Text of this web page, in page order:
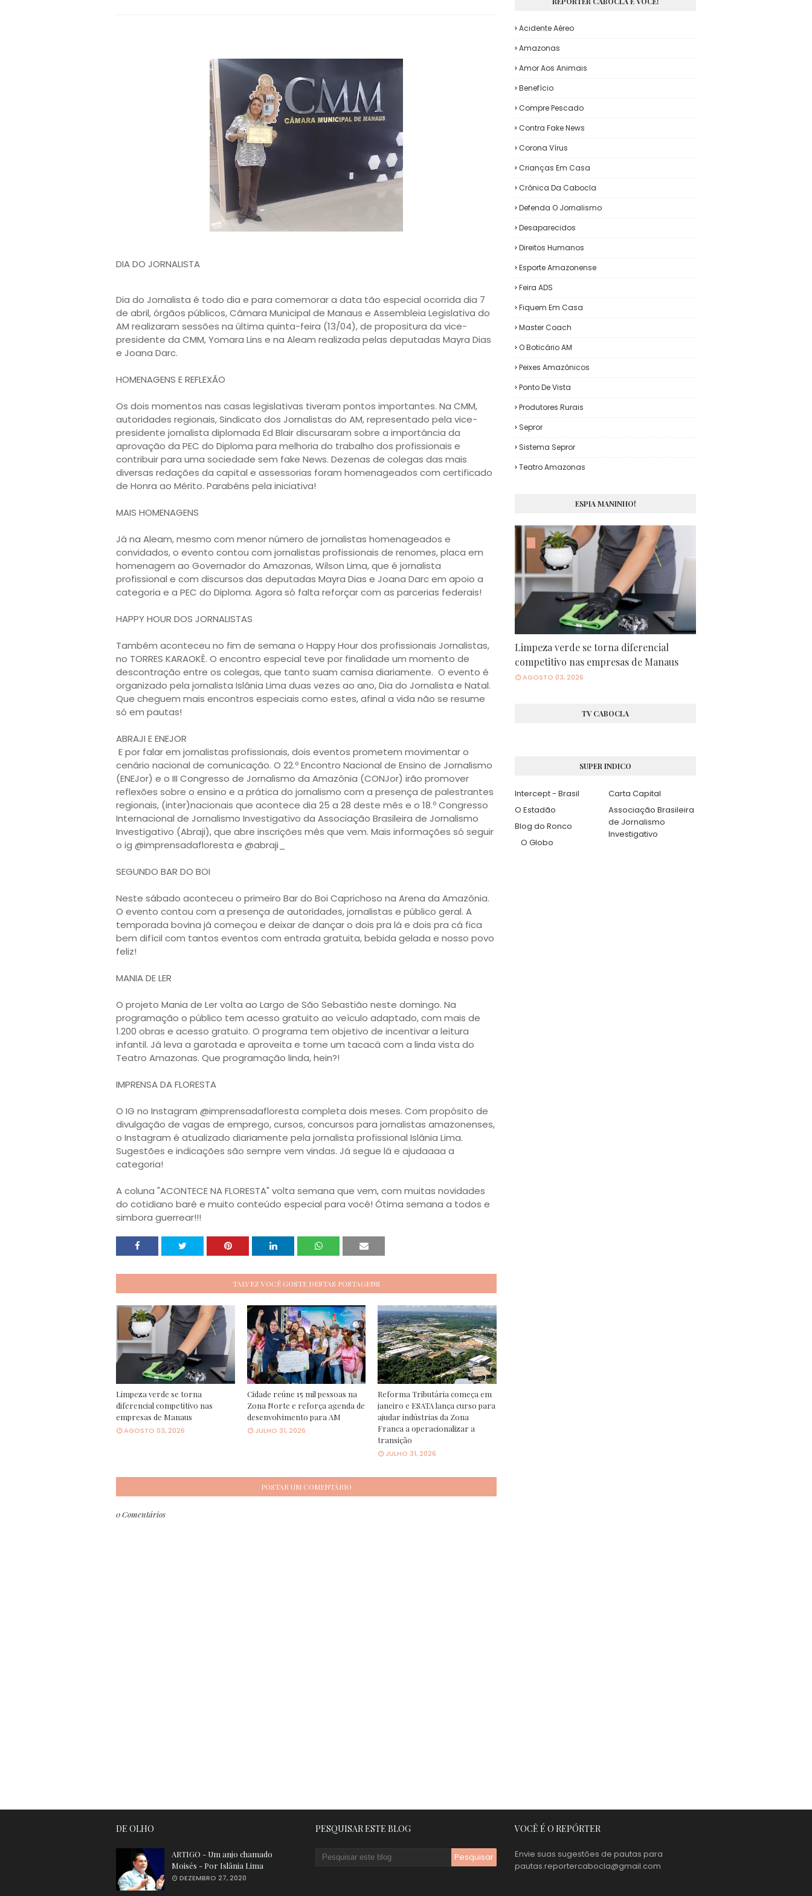
DIA DO JORNALISTA
Dia do Jornalista é todo dia e para comemorar a data tão especial ocorrida dia 7
de abril, órgãos públicos, Câmara Municipal de Manaus e Assembleia Legislativa do
AM realizaram sessões na última quinta-feira (13/04), de propositura da vice-
presidente da CMM, Yomara Lins e na Aleam realizada pelas deputadas Mayra Dias
e Joana Darc.
HOMENAGENS E REFLEXÃO
Os dois momentos nas casas legislativas tiveram pontos importantes. Na CMM,
autoridades regionais, Sindicato dos Jornalistas do AM, representado pela vice-
presidente jornalista diplomada Ed Blair discursaram sobre a importância da
aprovação da PEC do Diploma para melhoria do trabalho dos profissionais e
contribuir para uma sociedade sem fake News. Dezenas de colegas das mais
diversas redações da capital e assessorias foram homenageados com certificado
de Honra ao Mérito. Parabéns pela iniciativa!
MAIS HOMENAGENS
Já na Aleam, mesmo com menor número de jornalistas homenageados e
convidados, o evento contou com jornalistas profissionais de renomes, placa em
homenagem ao Governador do Amazonas, Wilson Lima, que é jornalista
profissional e com discursos das deputadas Mayra Dias e Joana Darc em apoio a
categoria e a PEC do Diploma. Agora só falta reforçar com as parcerias federais!
HAPPY HOUR DOS JORNALISTAS
Também aconteceu no fim de semana o Happy Hour dos profissionais Jornalistas,
no TORRES KARAOKÊ. O encontro especial teve por finalidade um momento de
descontração entre os colegas, que tanto suam camisa diariamente.  O evento é
organizado pela jornalista Islânia Lima duas vezes ao ano, Dia do Jornalista e Natal.
Que cheguem mais encontros especiais como estes, afinal a vida não se resume
só em pautas!
ABRAJI E ENEJOR
cenário nacional de comunicação. O 22.º Encontro Nacional de Ensino de Jornalismo
(ENEJor) e o III Congresso de Jornalismo da Amazônia (CONJor) irão promover
reflexões sobre o ensino e a prática do jornalismo com a presença de palestrantes
regionais, (inter)nacionais que acontece dia 25 a 28 deste mês e o 18.º Congresso
Internacional de Jornalismo Investigativo da Associação Brasileira de Jornalismo
Investigativo (Abraji), que abre inscrições mês que vem. Mais informações só seguir
o ig @imprensadafloresta e @abraji_
SEGUNDO BAR DO BOI
Neste sábado aconteceu o primeiro Bar do Boi Caprichoso na Arena da Amazônia.
O evento contou com a presença de autoridades, jornalistas e público geral. A
temporada bovina já começou e deixar de dançar o dois pra lá e dois pra cá fica
bem difícil com tantos eventos com entrada gratuita, bebida gelada e nosso povo
feliz!
MANIA DE LER
O projeto Mania de Ler volta ao Largo de São Sebastião neste domingo. Na
programação o público tem acesso gratuito ao veículo adaptado, com mais de
1.200 obras e acesso gratuito. O programa tem objetivo de incentivar a leitura
infantil. Já leva a garotada e aproveita e tome um tacacá com a linda vista do
Teatro Amazonas. Que programação linda, hein?!
IMPRENSA DA FLORESTA
O IG no Instagram @imprensadafloresta completa dois meses. Com propósito de
divulgação de vagas de emprego, cursos, concursos para jornalistas amazonenses,
o Instagram é atualizado diariamente pela jornalista profissional Islânia Lima.
Sugestões e indicações são sempre vem vindas. Já segue lá e ajudaaaa a
categoria!
A coluna "ACONTECE NA FLORESTA" volta semana que vem, com muitas novidades
do cotidiano baré e muito conteúdo especial para você! Ótima semana a todos e
simbora guerrear!!!
TALVEZ VOCÊ GOSTE DESTAS POSTAGENS
Limpeza verde se torna
diferencial competitivo nas
empresas de Manaus
AGOSTO 03, 2026
Cidade reúne 15 mil pessoas na
Zona Norte e reforça agenda de
desenvolvimento para AM
JULHO 31, 2026
Reforma Tributária começa em
janeiro e ESATA lança curso para
ajudar indústrias da Zona
Franca a operacionalizar a
transição
JULHO 31, 2026
POSTAR UM COMENTÁRIO
0 Comentários
Acidente Aéreo
Amazonas
Amor Aos Animais
Benefício
Compre Pescado
Contra Fake News
Corona Vírus
Crianças Em Casa
Crônica Da Cabocla
Defenda O Jornalismo
Desaparecidos
Direitos Humanos
Esporte Amazonense
Feira ADS
Fiquem Em Casa
Master Coach
O Boticário AM
Peixes Amazônicos
Ponto De Vista
Produtores Rurais
Sepror
Sistema Sepror
Teatro Amazonas
ESPIA MANINHO!
Limpeza verde se torna diferencial
competitivo nas empresas de Manaus
AGOSTO 03, 2026
TV CABOCLA
SUPER INDICO
Intercept - Brasil
Carta Capital
O Estadão
Associação Brasileira
de Jornalismo
Investigativo
Blog do Ronco
O Globo
DE OLHO
ARTIGO - Um anjo chamado
Moisés - Por Islânia Lima
DEZEMBRO 27, 2020
PESQUISAR ESTE BLOG VOCÊ É O REPÓRTER
Envie suas sugestões de pautas para
pautas.reportercabocla@gmail.com